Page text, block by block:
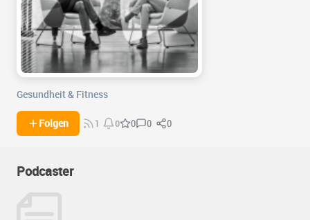
Gesundheit & Fitness
Folgen 1 0 0 0 0
Podcaster